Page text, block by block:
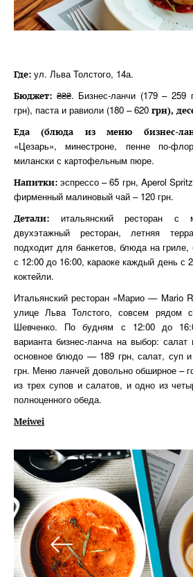
Где: ул. Льва Толстого, 14а.
Бюджет: ₴₴₴. Бизнес-ланчи (179 –
грн), паста и равиоли (180 – 620 грн),
Еда (блюда из меню бизнес-
«Цезарь», минестроне, пенне по-
милански с картофельным пюре.
Напитки: эспрессо – 65 грн, Aperol
фирменный малиновый чай – 120 грн.
Детали: итальянский ресторан с
двухэтажный ресторан, летняя
подходит для банкетов, блюда на
с 12:00 до 16:00, караоке каждый день с
коктейли.
Итальянский ресторан «Марио — Mario
улице Льва Толстого, совсем рядом
Шевченко. По будням с 12:00 до
варианта бизнес-ланча на выбор:
основное блюдо — 189 грн, салат, суп
грн. Меню ланчей довольно обширное –
из трех супов и салатов, и одно из
полноценного обеда.
Meiwei